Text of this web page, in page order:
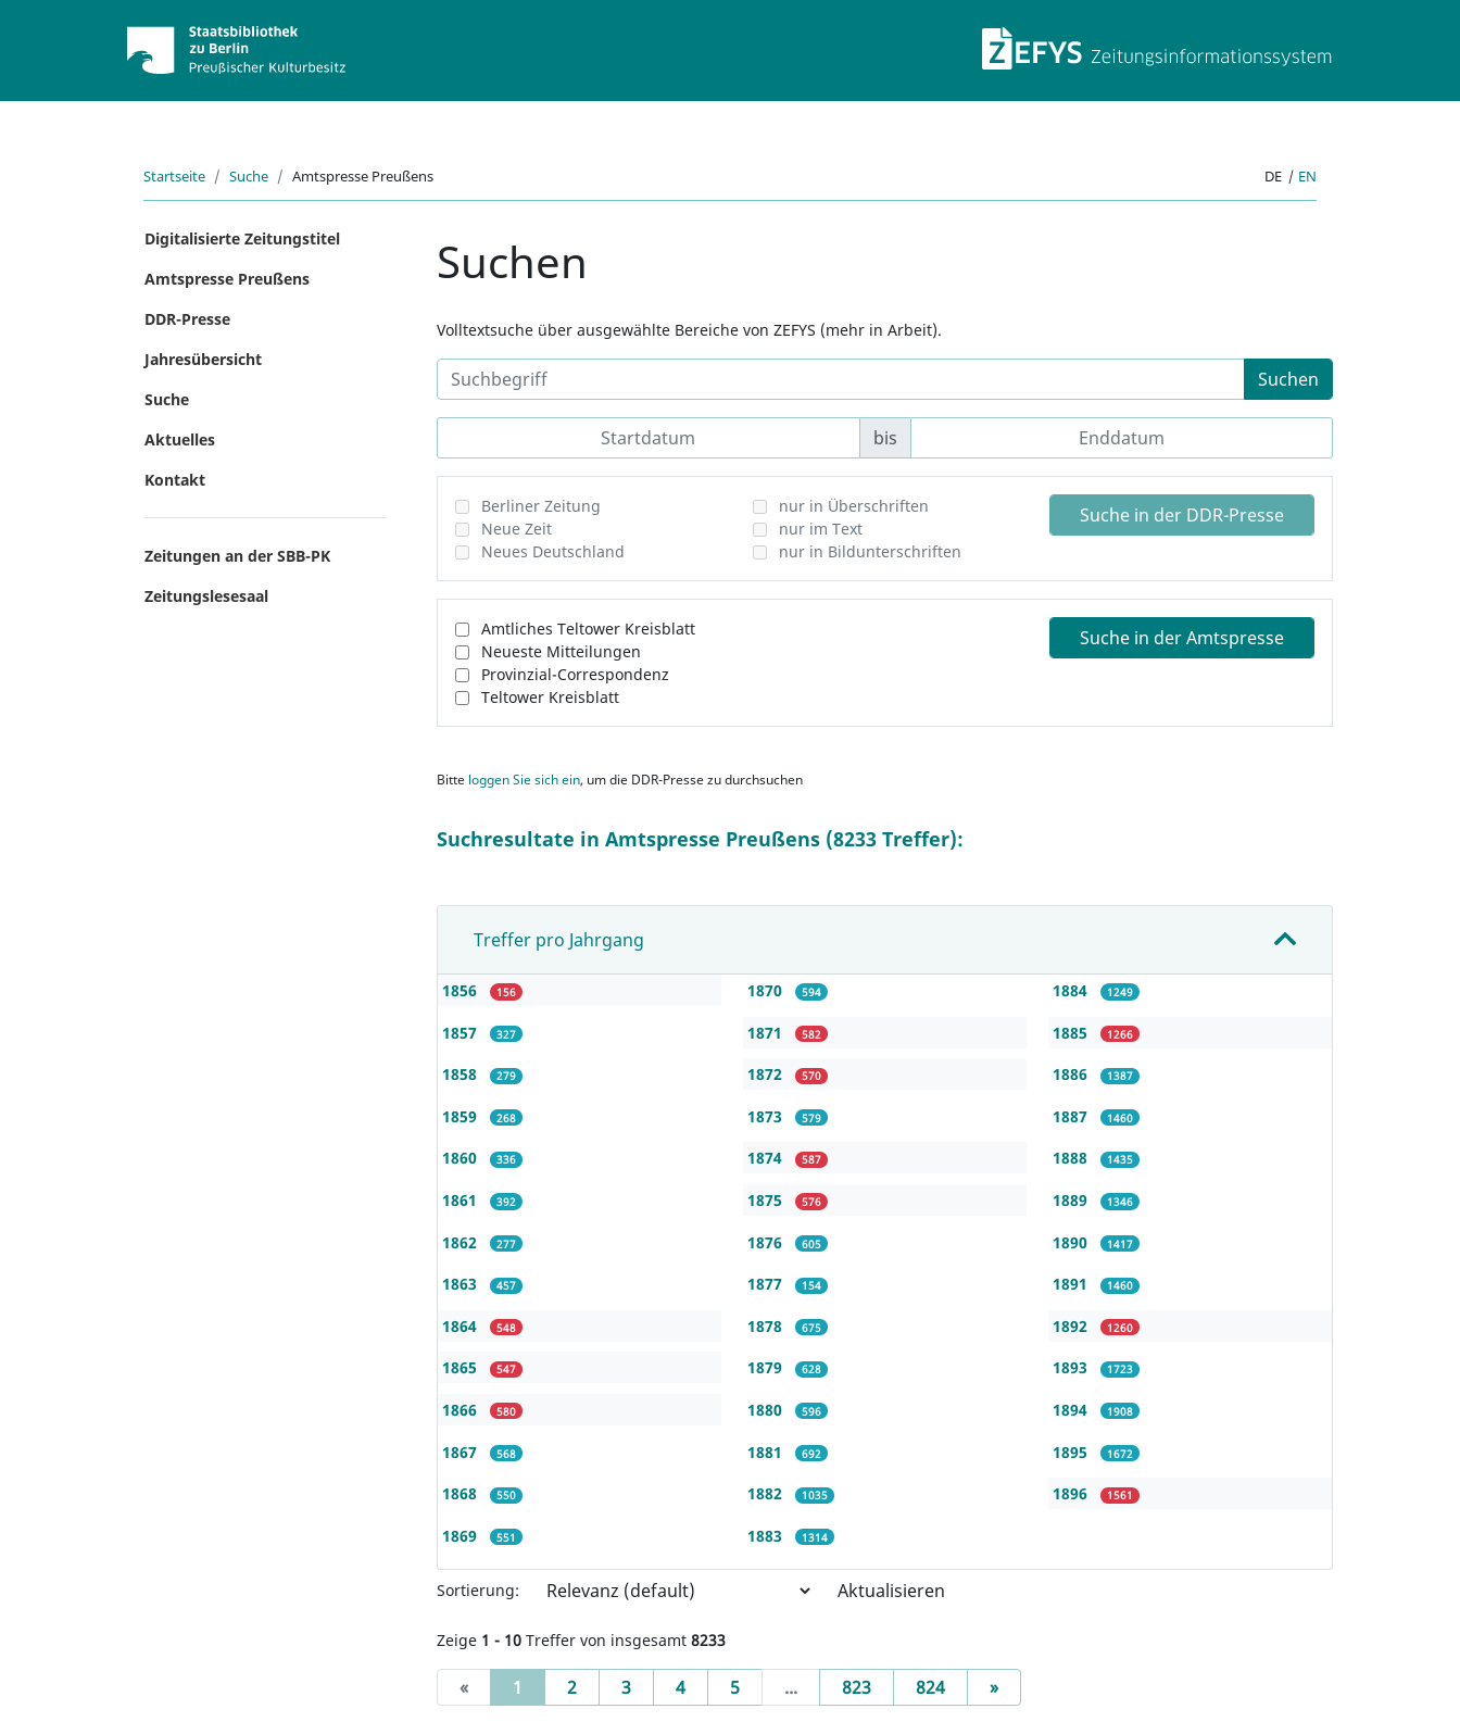
ZEFYS
Startseite Suche Amtspresse Preußens DE | EN
Digitalisierte Zeitungstitel
Amtspresse Preußens
DDR-Presse
Jahresübersicht
Suche
Aktuelles
Kontakt
Zeitungen an der SBB-PK
Zeitungslesesaal
Suchen
Volltextsuche über ausgewählte Bereiche von ZEFYS (mehr in Arbeit).
Suchen
bis
Berliner Zeitung
Neue Zeit
Neues Deutschland
nur in Überschriften
nur im Text
nur in Bildunterschriften
Suche in der DDR-Presse
Amtliches Teltower Kreisblatt
Neueste Mitteilungen
Provinzial-Correspondenz
Teltower Kreisblatt
Suche in der Amtspresse
Bitte loggen Sie sich ein, um die DDR-Presse zu durchsuchen
Suchresultate in Amtspresse Preußens (8233 Treffer):
Treffer pro Jahrgang
1856 156
1857 327
1858 279
1859 268
1860 336
1861 392
1862 277
1863 457
1864 548
1865 547
1866 580
1867 568
1868 550
1869 551
1870 594
1871 582
1872 570
1873 579
1874 587
1875 576
1876 605
1877 154
1878 675
1879 628
1880 596
1881 692
1882 1035
1883 1314
1884 1249
1885 1266
1886 1387
1887 1460
1888 1435
1889 1346
1890 1417
1891 1460
1892 1260
1893 1723
1894 1908
1895 1672
1896 1561
Sortierung: Aktualisieren
Zeige 1 - 10 Treffer von insgesamt 8233
« 1 (current)
2 3 4 5 ... 823 824 »Next